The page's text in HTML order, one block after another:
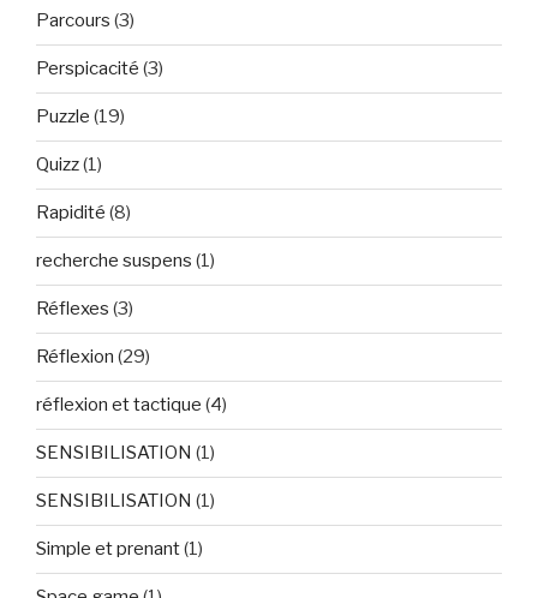
Parcours (3)
Perspicacité (3)
Puzzle (19)
Quizz(1)
Rapidité (8)
recherche suspens (1)
Réflexes (3)
Réflexion (29)
réflexion et tactique (4)
SENSIBILISATION (1)
SENSIBILISATION (1)
Simple et prenant(1)